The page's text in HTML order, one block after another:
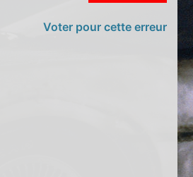
Voter pour cette erreur